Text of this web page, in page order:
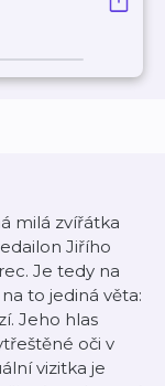
milá zvířátka
Jiřího
Je tedy na
to jediná věta:
Jeho hlas
oči v
vizitka je